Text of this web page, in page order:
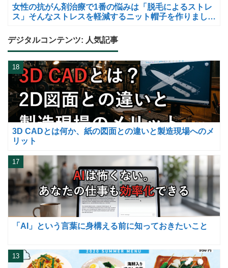
女性の抗がん剤治療で1番の悩みは「脱毛によるストレ
ス」そんなストレスを軽減するニット帽子を作りまし
デジタルコンテンツ: 人気記事
3D CADとは何か、紙の図面との違いと製造現場へのメ
リット
18
「AI」という言葉に身構える前に知っておきたいこと
17
13